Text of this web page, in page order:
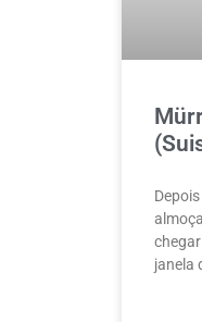
janela